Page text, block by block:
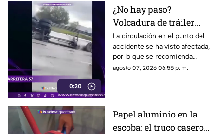
0:20
¿No hay paso?
Volcadura de tráiler
colapsa este punto de la
carretera 57
La circulación en el punto del
accidente se ha visto afectada,
por lo que se recomienda
considerar tiempos de
agosto 07, 2026 06:55 p. m.
Papel aluminio en la
escoba: el truco casero